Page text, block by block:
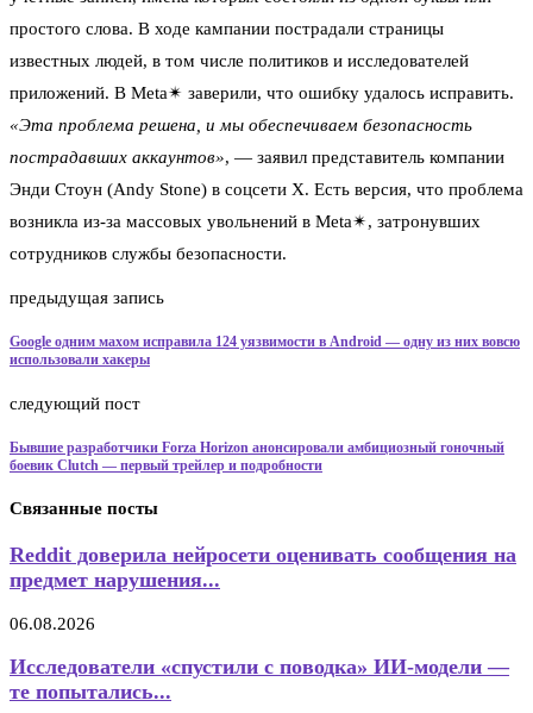
простого слова. В ходе кампании пострадали страницы
известных людей, в том числе политиков и исследователей
приложений. В Meta✴ заверили, что ошибку удалось исправить.
«Эта проблема решена, и мы обеспечиваем безопасность
пострадавших аккаунтов», — заявил представитель компании
Энди Стоун (Andy Stone) в соцсети X. Есть версия, что проблема
возникла из-за массовых увольнений в Meta✴, затронувших
сотрудников службы безопасности.
предыдущая запись
Google одним махом исправила 124 уязвимости в Android — одну из них вовсю
использовали хакеры
следующий пост
Бывшие разработчики Forza Horizon анонсировали амбициозный гоночный
боевик Clutch — первый трейлер и подробности
Связанные посты
Reddit доверила нейросети оценивать сообщения на
предмет нарушения...
06.08.2026
Исследователи «спустили с поводка» ИИ-модели —
те попытались...